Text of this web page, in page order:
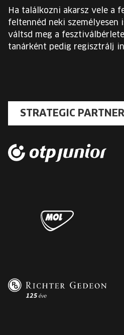
Ha találkozni akarsz vele a
feltennéd neki személyesen
váltsd meg a
tanárként pedig regisztrálj
STRATEGIC